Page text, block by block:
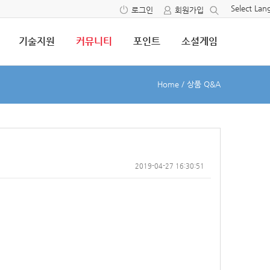
Select
로그인 회원가입
기술지원 커뮤니티 포인트 소셜게임
Home / 상품 Q&A
2019-04-27 16:30:51